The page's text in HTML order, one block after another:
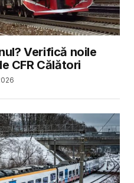
Verifică noile
CFR Călători